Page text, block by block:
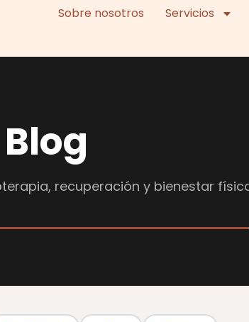
Sobre nosotros Servicios
recuperación y bienestar